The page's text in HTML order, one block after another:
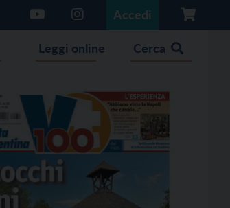
Accedi
Leggi online Cerca